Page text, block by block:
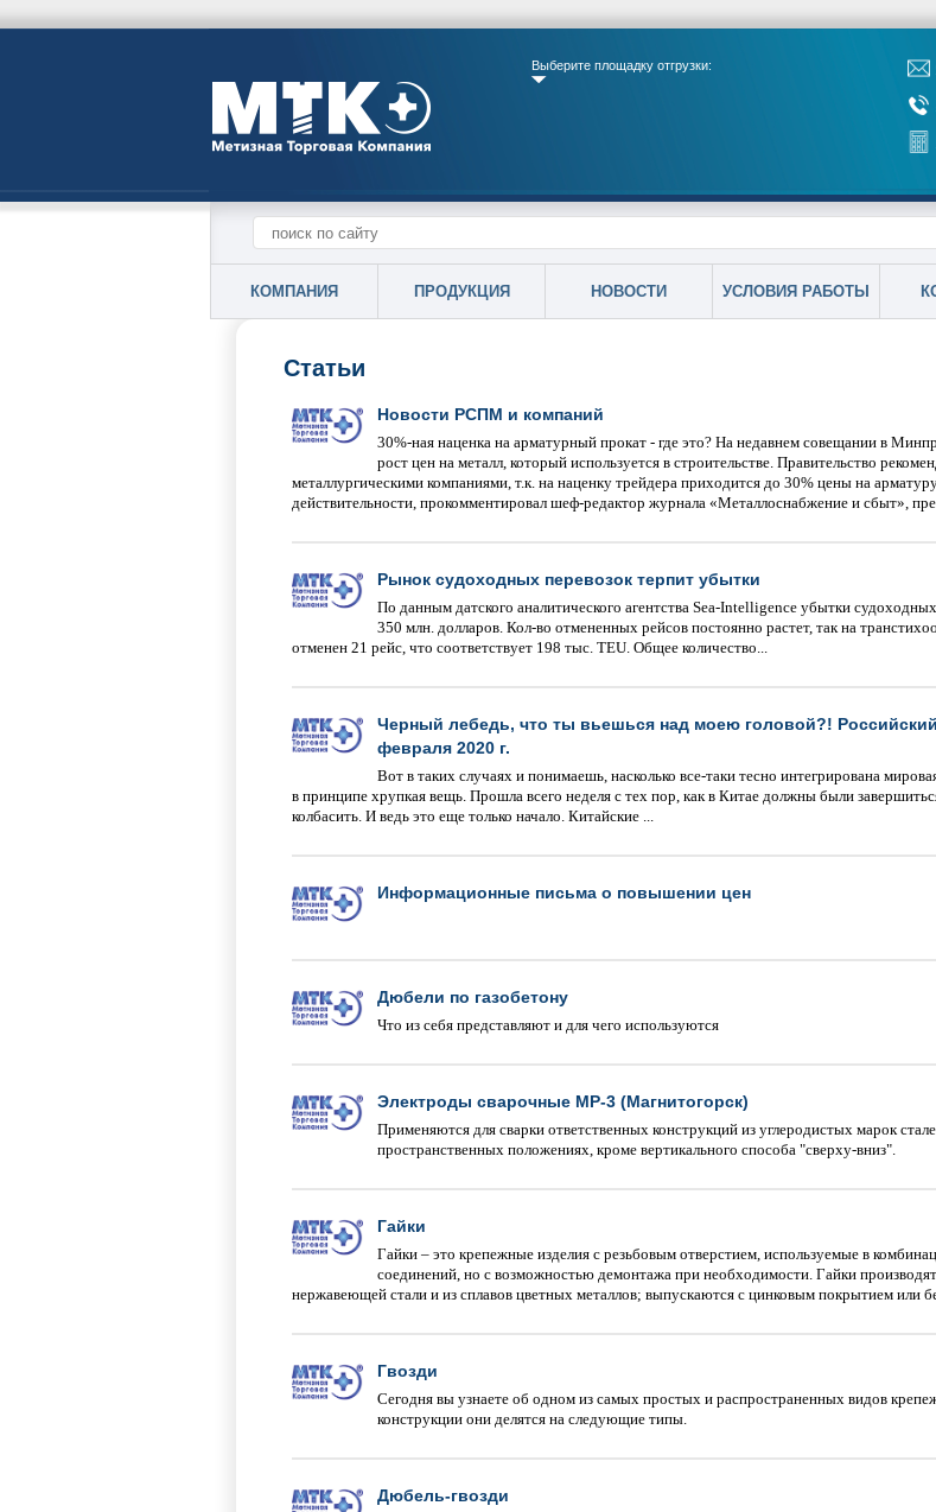
Выберите площадку отгрузки:
КОМПАНИЯ ПРОДУКЦИЯ НОВОСТИ УСЛОВИЯ РАБОТЫ
Статьи
Новости РСПМ и компаний
30%-ная наценка на арматурный прокат - где это? На недавнем совещании в
рост цен на металл, который используется в строительстве. Правительство
металлургическими компаниями, т.к. на наценку трейдера приходится до 30% цены на
действительности, прокомментировал шеф-редактор журнала «Металлоснабжение и сбыт»,
Рынок судоходных перевозок терпит убытки
По данным датского аналитического агентства Sea-Intelligence убытки
350 млн. долларов. Кол-во отмененных рейсов постоянно растет, так на
отменен 21 рейс, что соответствует 198 тыс. ТEU. Общее количество...
Черный лебедь, что ты вьешься над моею головой?!
февраля 2020 г.
Вот в таких случаях и понимаешь, насколько все-таки тесно интегрирована
в принципе хрупкая вещь. Прошла всего неделя с тех пор, как в Китае должны были
колбасить. И ведь это еще только начало. Китайские ...
Информационные письма о повышении цен
Дюбели по газобетону
Что из себя представляют и для чего используются
Электроды сварочные МР-3 (Магнитогорск)
Применяются для сварки ответственных конструкций из углеродистых марок
пространственных положениях, кроме вертикального способа "сверху-вниз".
Гайки
Гайки – это крепежные изделия с резьбовым отверстием, используемые в
соединений, но с возможностью демонтажа при необходимости. Гайки
нержавеющей стали и из сплавов цветных металлов; выпускаются с цинковым покрытием или
Гвозди
Сегодня вы узнаете об одном из самых простых и распространенных видов
конструкции они делятся на следующие типы.
Дюбель-гвозди